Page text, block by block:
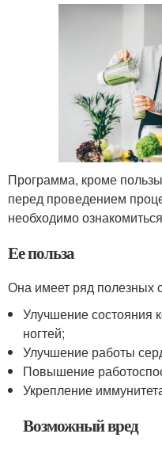
Программа, кроме
перед проведением
необходимо
Ее польза
Она имеет ряд полезных
Улучшение состояния
ногтей;
Улучшение работы
Повышение
Укрепление
Возможный вред